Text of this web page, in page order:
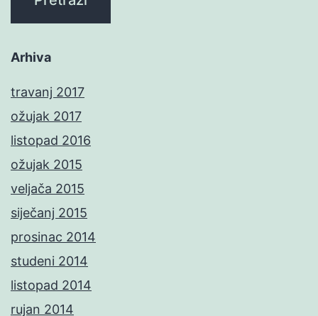
Arhiva
travanj 2017
ožujak 2017
listopad 2016
ožujak 2015
veljača 2015
siječanj 2015
prosinac 2014
studeni 2014
listopad 2014
rujan 2014